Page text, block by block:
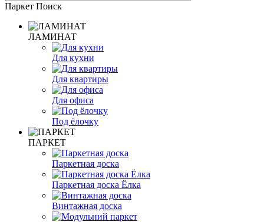
Паркет Поиск
ЛАМИНАТ
Для кухни
Для квартиры
Для офиса
Под ёлочку
ПАРКЕТ
Паркетная доска
Паркетная доска Ёлка
Винтажная доска